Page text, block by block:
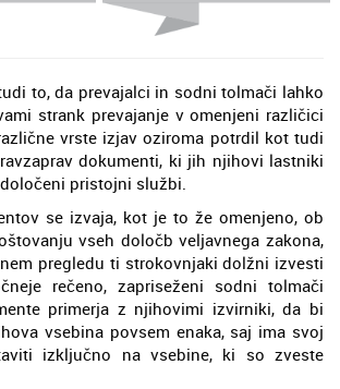
to, da prevajalci in sodni tolmači lahko
strank prevajanje v omenjeni različici
vrste izjav oziroma potrdil kot tudi
dokumenti, ki jih njihovi lastniki
pristojni službi.
se izvaja, kot je to že omenjeno, ob
vseh določb veljavnega zakona,
pregledu ti strokovnjaki dolžni izvesti
rečeno, zapriseženi sodni tolmači
primerja z njihovimi izvirniki, da bi
vsebina povsem enaka, saj ima svoj
izključno na vsebine, ki so zveste